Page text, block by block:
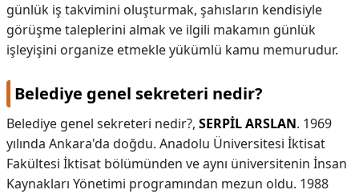
günlük iş takvimini oluşturmak, şahısların kendisiyle
görüşme taleplerini almak ve ilgili makamın günlük
işleyişini organize etmekle yükümlü kamu memurudur.
Belediye genel sekreteri nedir?
Belediye genel sekreteri nedir?, SERPİL ARSLAN. 1969
yılında Ankara'da doğdu. Anadolu Üniversitesi İktisat
Fakültesi İktisat bölümünden ve aynı üniversitenin İnsan
Kaynakları Yönetimi programından mezun oldu. 1988